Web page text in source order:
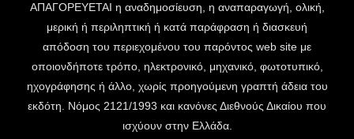
ΑΠΑΓΟΡΕΥΕΤΑΙ η αναδημοσίευση, η αναπαραγωγή, ολική,
μερική ή περιληπτική ή κατά παράφραση ή διασκευή
απόδοση του περιεχομένου του παρόντος web site με
οποιονδήποτε τρόπο, ηλεκτρονικό, μηχανικό, φωτοτυπικό,
ηχογράφησης ή άλλο, χωρίς προηγούμενη γραπτή άδεια του
εκδότη. Νόμος 2121/1993 και κανόνες Διεθνούς Δικαίου που
ισχύουν στην Ελλάδα.